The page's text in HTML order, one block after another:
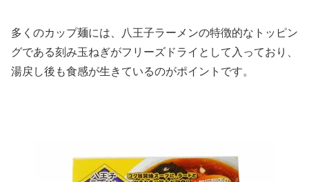
多くのカップ麺には、八王子ラーメンの特徴的なトッピン
グである刻み玉ねぎがフリーズドライとして入っており、
湯戻し後も食感が生きているのがポイントです。